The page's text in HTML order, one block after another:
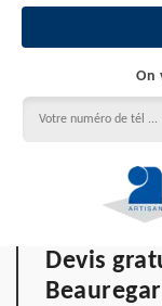
On
Devis